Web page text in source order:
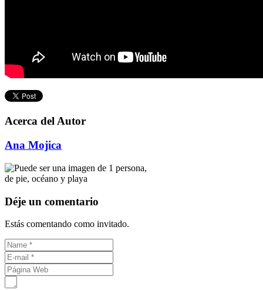
Acerca del Autor
Ana Mojica
Déje un comentario
Estás comentando como invitado.